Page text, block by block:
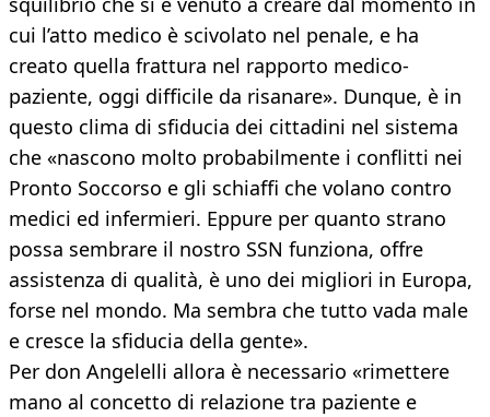
cui l’atto medico è scivolato nel penale, e ha
creato quella frattura nel rapporto medico-
paziente, oggi difficile da risanare». Dunque, è in
questo clima di sfiducia dei cittadini nel sistema
che «nascono molto probabilmente i conflitti nei
Pronto Soccorso e gli schiaffi che volano contro
medici ed infermieri. Eppure per quanto strano
possa sembrare il nostro SSN funziona, offre
assistenza di qualità, è uno dei migliori in Europa,
forse nel mondo. Ma sembra che tutto vada male
e cresce la sfiducia della gente».
Per don Angelelli allora è necessario «rimettere
mano al concetto di relazione tra paziente e